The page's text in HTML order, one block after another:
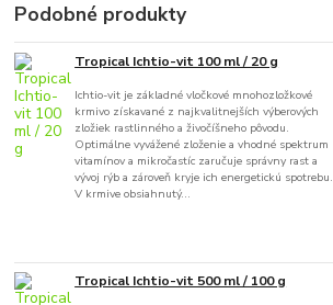
Podobné produkty
Tropical Ichtio-vit 100 ml / 20 g
Ichtio-vit je základné vločkové mnohozložkové
krmivo získavané z najkvalitnejších výberových
zložiek rastlinného a živočíšneho pôvodu.
Optimálne vyvážené zloženie a vhodné spektrum
vitamínov a mikročastíc zaručuje správny rast a
vývoj rýb a zároveň kryje ich energetickú spotrebu.
V krmive obsiahnutý...
Tropical Ichtio-vit 500 ml / 100 g